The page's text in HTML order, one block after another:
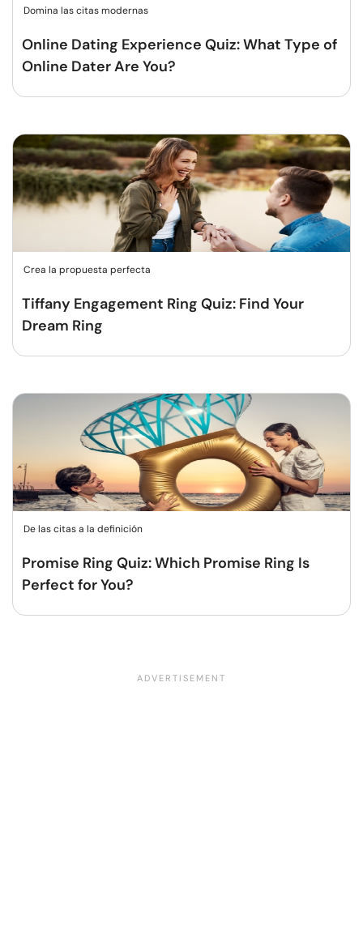
Domina las citas modernas
Online Dating Experience Quiz: What Type of
Online Dater Are You?
Crea la propuesta perfecta
Tiffany Engagement Ring Quiz: Find Your
Dream Ring
De las citas a la definición
Promise Ring Quiz: Which Promise Ring Is
Perfect for You?